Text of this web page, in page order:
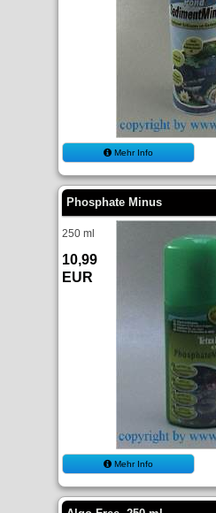
Mehr Info
Phosphate Minus
250 ml
10,99
EUR
Mehr Info